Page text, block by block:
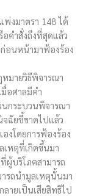
งมาตรา 148 ได้
คำสั่งถึงที่สุดแล้ว
อนหน้ามาฟ้องร้อง
มายวิธีพิจารณา
อศาลมีคำ
กระบวนพิจารณา
ฉัยชี้ขาดไปแล้ว
งโดยการฟ้องร้อง
เหตุที่เกิดขึ้นมา
ผู้บริโภคสามารถ
รถนำมูลเหตุนั้นมา
ายเป็นเสียสิทธิไป